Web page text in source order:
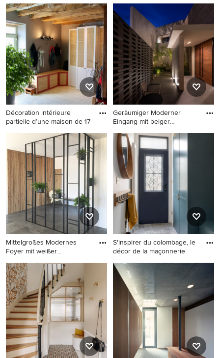
Kleiner Skandinavischer
Eingang mit Korridor, blauer
Wandfarbe, Keramikboden,
Einzeltür, weißer Haustür,
buntem Boden und
vertäfelten Wänden in Paris
Klassisches Foyer mit beiger
Wandfarbe, Keramikboden,
Einzeltür, heller Holzhaustür
und grauem Boden in
Sonstige
Décoration intérieure
partielle d’une maison de 17
Mittelgroßer Country
Eingang mit Stauraum, grauer
Wandfarbe, weißem Boden,
freigelegten Dachbalken,
Keramikboden und Haustür
aus Glas in Angers
Geräumiger Moderner
Eingang mit beiger
Geräumiger Moderner
Eingang mit beiger
Wandfarbe, grauem Boden,
Ziegelwänden,
Keramikboden, Doppeltür
und dunkler Holzhaustür in
Sonstige
Mittelgroßes Modernes
Foyer mit weißer
Mittelgroßes Modernes
Foyer mit weißer Wandfarbe,
Keramikboden und grauem
Boden in Toulouse
S'inspirer du colombage, le
décor de la maçonnerie
Kleines Modernes Foyer mit
weißer Wandfarbe,
Keramikboden, blauer
Haustür und grauem Boden
in Paris